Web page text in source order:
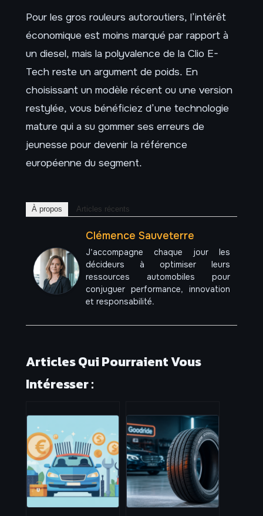
Pour les gros rouleurs autoroutiers, l’intérêt
économique est moins marqué par rapport à
un diesel, mais la polyvalence de la Clio E-
Tech reste un argument de poids. En
choisissant un modèle récent ou une version
restylée, vous bénéficiez d’une technologie
mature qui a su gommer ses erreurs de
jeunesse pour devenir la référence
européenne du segment.
À propos Articles récents
Clémence Sauveterre
J’accompagne chaque jour les
décideurs à optimiser leurs
ressources automobiles pour
conjuguer performance, innovation
et responsabilité.
Articles Qui Pourraient Vous
Intéresser :